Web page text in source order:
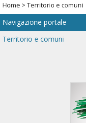
menù
di
navigazione
Home > Territorio e comuni
Navigazione portale
Territorio e comuni